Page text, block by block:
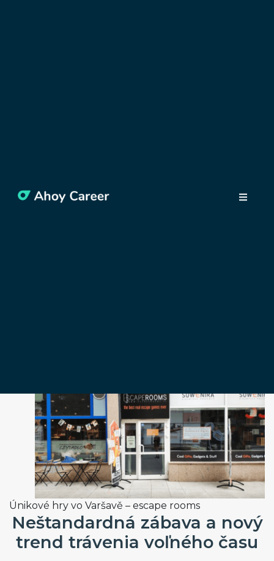
Únikové hry vo Varšavě – escape rooms
Neštandardná zábava a nový
trend trávenia voľného času